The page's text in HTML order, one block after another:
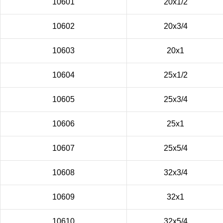
10601 20х1/2
10602 20х3/4
10603 20х1
10604 25х1/2
10605 25х3/4
10606 25х1
10607 25х5/4
10608 32х3/4
10609 32х1
10610 32х5/4